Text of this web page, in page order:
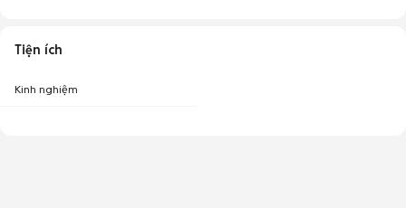
Tiện ích
Kinh nghiệm